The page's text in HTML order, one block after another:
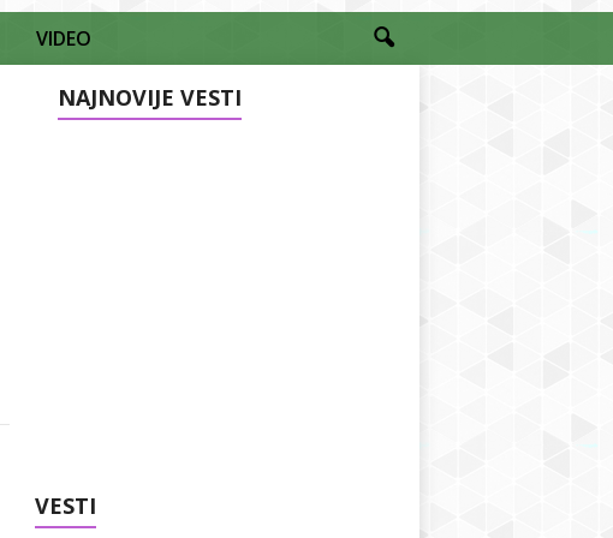
VIDEO
NAJNOVIJE VESTI
VESTI